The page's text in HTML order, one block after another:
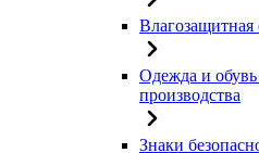
Влагозащитная
Одежда и обувь
производства
Знаки